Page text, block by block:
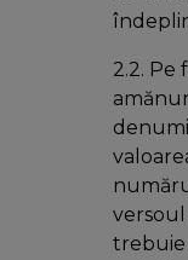
2.2. Pe
trebuie